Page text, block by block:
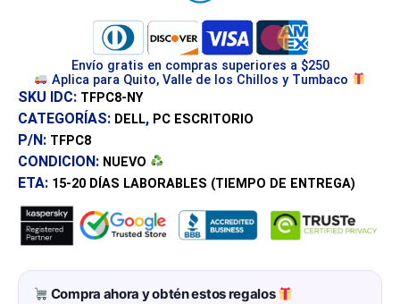
Envío gratis en compras superiores a $250
Aplica para Quito, Valle de los Chillos y Tumbaco
SKU IDC: TFPC8-NY
CATEGORÍAS: DELL, PC ESCRITORIO
P/N: TFPC8
CONDICION: NUEVO
ETA: 15-20 DÍAS LABORABLES (TIEMPO DE ENTREGA)
Compra ahora y obtén estos regalos